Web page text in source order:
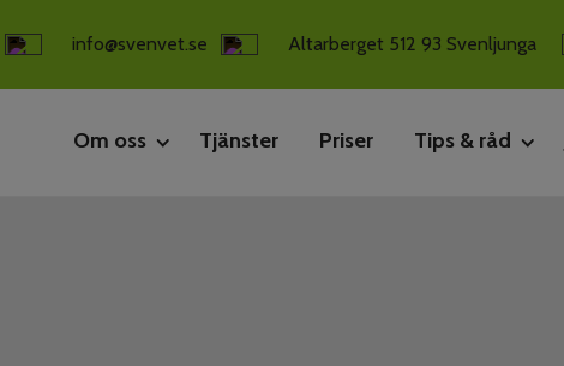
info@svenvet.se Altarberget 512 93 Svenljunga
Om oss Tjänster Priser Tips & råd